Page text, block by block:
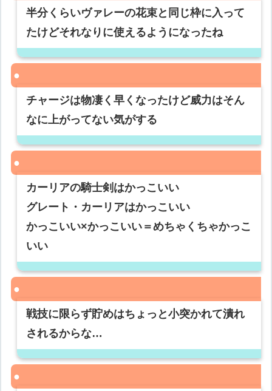
半分くらいヴァレーの花束と同じ枠に入って
たけどそれなりに使えるようになったね
チャージは物凄く早くなったけど威力はそん
なに上がってない気がする
カーリアの騎士剣はかっこいい
グレート・カーリアはかっこいい
かっこいい×かっこいい＝めちゃくちゃかっこ
いい
戦技に限らず貯めはちょっと小突かれて潰れ
されるからな…